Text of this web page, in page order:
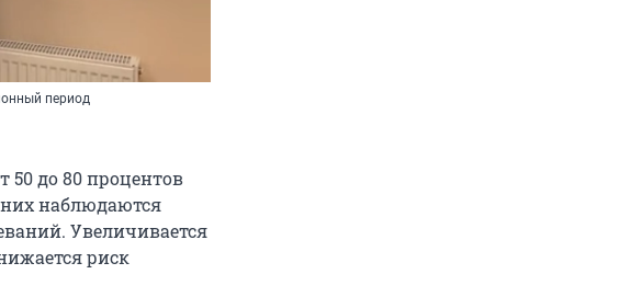
период
до 80 процентов
них наблюдаются
Увеличивается
риск